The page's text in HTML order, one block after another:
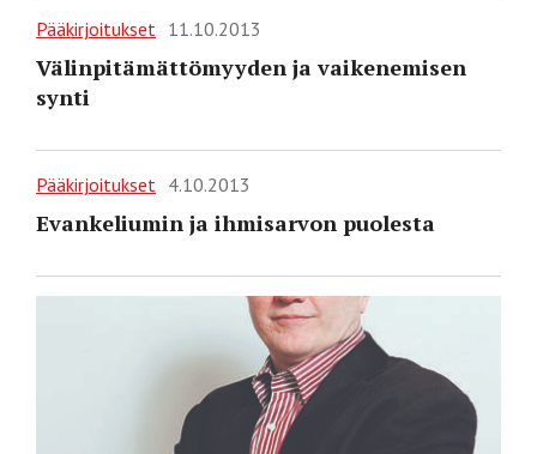
Pääkirjoitukset 11.10.2013
Välinpitämättömyyden ja vaikenemisen
synti
Pääkirjoitukset 4.10.2013
Evankeliumin ja ihmisarvon puolesta